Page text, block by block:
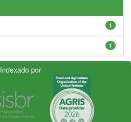
1
1
Indexado por